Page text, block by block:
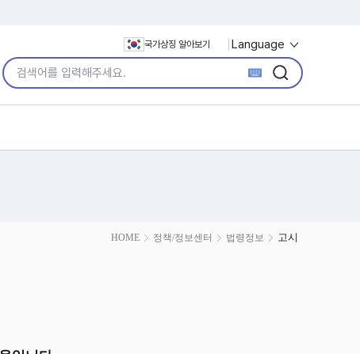
국가상징 알아보기 Language
통합검색어 입력
검색
검색
HOME 정책/정보센터 법령정보 고시